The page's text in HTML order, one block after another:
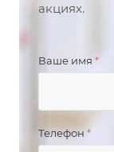
акциях.
Ваше имя *
Телефон*